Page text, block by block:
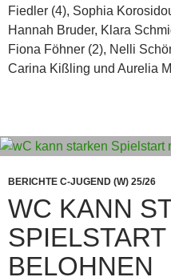
Fiedler (4), Sophia
Hannah Bruder, Klara
Fiona Föhner (2), Nelli
Carina Kißling und Aurelia
BERICHTE C-JUGEND (W) 25/26
WC KANN
BELOHNEN